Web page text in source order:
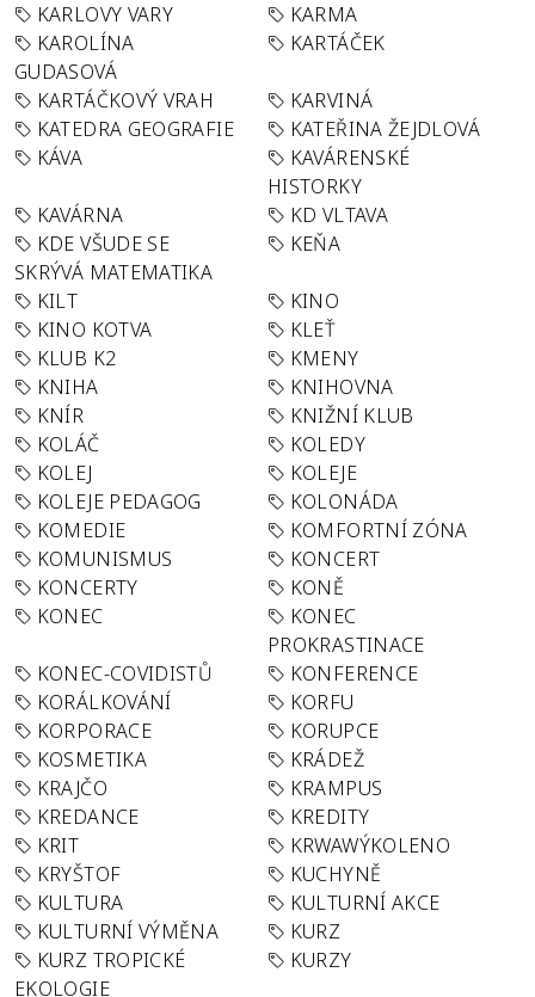
KARLOVY VARY
KARMA
KAROLÍNA
GUDASOVÁ
KARTÁČEK
KARTÁČKOVÝ VRAH
KARVINÁ
KATEDRA GEOGRAFIE
KATEŘINA ŽEJDLOVÁ
KÁVA
KAVÁRENSKÉ
HISTORKY
KAVÁRNA
KD VLTAVA
KDE VŠUDE SE
SKRÝVÁ MATEMATIKA
KEŇA
KILT
KINO
KINO KOTVA
KLEŤ
KLUB K2
KMENY
KNIHA
KNIHOVNA
KNÍR
KNIŽNÍ KLUB
KOLÁČ
KOLEDY
KOLEJ
KOLEJE
KOLEJE PEDAGOG
KOLONÁDA
KOMEDIE
KOMFORTNÍ ZÓNA
KOMUNISMUS
KONCERT
KONCERTY
KONĚ
KONEC
KONEC
PROKRASTINACE
KONEC-COVIDISTŮ
KONFERENCE
KORÁLKOVÁNÍ
KORFU
KORPORACE
KORUPCE
KOSMETIKA
KRÁDEŽ
KRAJČO
KRAMPUS
KREDANCE
KREDITY
KRIT
KRWAWÝKOLENO
KRYŠTOF
KUCHYNĚ
KULTURA
KULTURNÍ AKCE
KULTURNÍ VÝMĚNA
KURZ
KURZ TROPICKÉ
EKOLOGIE
KURZY